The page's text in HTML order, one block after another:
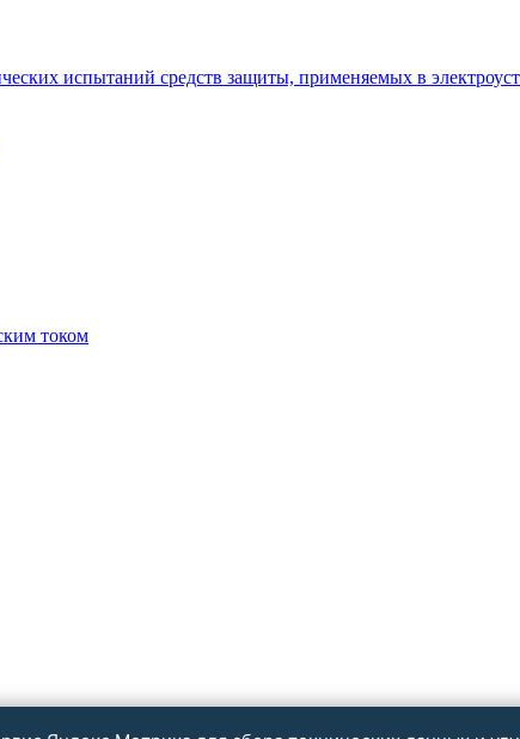
испытаний средств защиты, применяемых в
током